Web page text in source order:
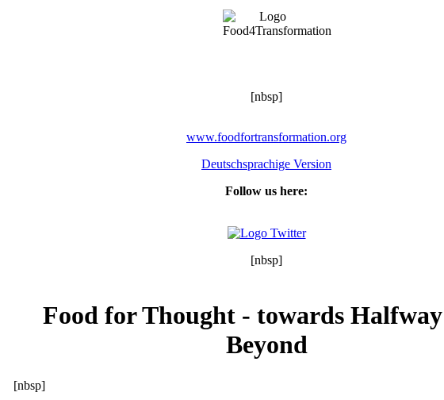
[nbsp]
www.foodfortransformation.org
Deutschsprachige Version
Follow us here:
[nbsp]
Food for Thought - towards
Beyond
[nbsp]